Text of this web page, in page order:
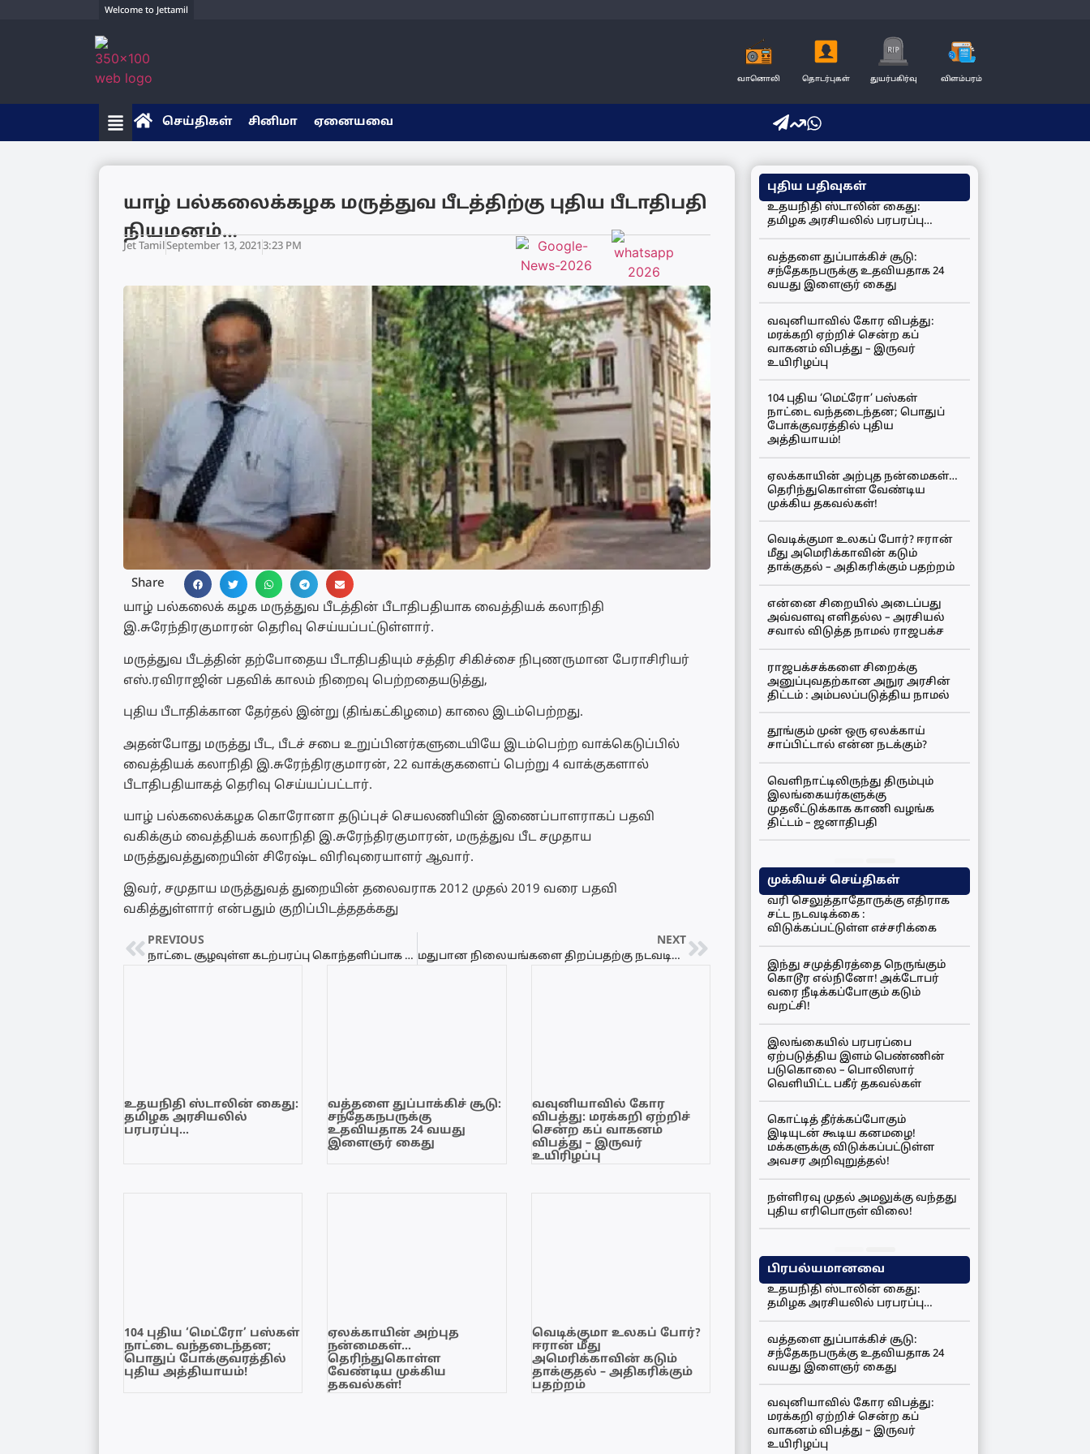
Welcome to Jettamil
வானொலி தொடர்புகள் துயர்பகிர்வு விளம்பரம்
செய்திகள் சினிமா ஏனையவை
யாழ் பல்கலைக்கழக மருத்துவ பீடத்திற்கு புதிய பீடாதிபதி
நியமனம்…
Jet TamilSeptember 13, 20213:23 PM
Share
யாழ் பல்கலைக் கழக மருத்துவ பீடத்தின் பீடாதிபதியாக வைத்தியக் கலாநிதி
இ.சுரேந்திரகுமாரன் தெரிவு செய்யப்பட்டுள்ளார்.
மருத்துவ பீடத்தின் தற்போதைய பீடாதிபதியும் சத்திர சிகிச்சை நிபுணருமான பேராசிரியர்
எஸ்.ரவிராஜின் பதவிக் காலம் நிறைவு பெற்றதையடுத்து,
புதிய பீடாதிக்கான தேர்தல் இன்று (திங்கட்கிழமை) காலை இடம்பெற்றது.
அதன்போது மருத்து பீட, பீடச் சபை உறுப்பினர்களுடையியே இடம்பெற்ற வாக்கெடுப்பில்
வைத்தியக் கலாநிதி இ.சுரேந்திரகுமாரன், 22 வாக்குகளைப் பெற்று 4 வாக்குகளால்
பீடாதிபதியாகத் தெரிவு செய்யப்பட்டார்.
யாழ் பல்கலைக்கழக கொரோனா தடுப்புச் செயலணியின் இணைப்பாளராகப் பதவி
வகிக்கும் வைத்தியக் கலாநிதி இ.சுரேந்திரகுமாரன், மருத்துவ பீட சமுதாய
மருத்துவத்துறையின் சிரேஷ்ட விரிவுரையாளர் ஆவார்.
இவர், சமுதாய மருத்துவத் துறையின் தலைவராக 2012 முதல் 2019 வரை பதவி
வகித்துள்ளார் என்பதும் குறிப்பிடத்ததக்கது
PREVIOUS
நாட்டை சூழவுள்ள கடற்பரப்பு கொந்தளிப்பாக காணப்படும்…
NEXT
மதுபான நிலையங்களை திறப்பதற்கு நடவடிக்கை…
உதயநிதி ஸ்டாலின் கைது:
தமிழக அரசியலில்
பரபரப்பு…
வத்தளை துப்பாக்கிச் சூடு:
சந்தேகநபருக்கு
உதவியதாக 24 வயது
இளைஞர் கைது
வவுனியாவில் கோர
விபத்து: மரக்கறி ஏற்றிச்
சென்ற கப் வாகனம்
விபத்து – இருவர்
உயிரிழப்பு
104 புதிய ‘மெட்ரோ’ பஸ்கள்
நாட்டை வந்தடைந்தன;
பொதுப் போக்குவரத்தில்
புதிய அத்தியாயம்!
ஏலக்காயின் அற்புத
நன்மைகள்…
தெரிந்துகொள்ள
வேண்டிய முக்கிய
தகவல்கள்!
வெடிக்குமா உலகப் போர்?
ஈரான் மீது
அமெரிக்காவின் கடும்
தாக்குதல் – அதிகரிக்கும்
பதற்றம்
புதிய பதிவுகள்
உதயநிதி ஸ்டாலின் கைது:
தமிழக அரசியலில் பரபரப்பு…
வத்தளை துப்பாக்கிச் சூடு:
சந்தேகநபருக்கு உதவியதாக 24
வயது இளைஞர் கைது
வவுனியாவில் கோர விபத்து:
மரக்கறி ஏற்றிச் சென்ற கப்
வாகனம் விபத்து – இருவர்
உயிரிழப்பு
104 புதிய ‘மெட்ரோ’ பஸ்கள்
நாட்டை வந்தடைந்தன; பொதுப்
போக்குவரத்தில் புதிய
அத்தியாயம்!
ஏலக்காயின் அற்புத நன்மைகள்…
தெரிந்துகொள்ள வேண்டிய
முக்கிய தகவல்கள்!
வெடிக்குமா உலகப் போர்? ஈரான்
மீது அமெரிக்காவின் கடும்
தாக்குதல் – அதிகரிக்கும் பதற்றம்
என்னை சிறையில் அடைப்பது
அவ்வளவு எளிதல்ல – அரசியல்
சவால் விடுத்த நாமல் ராஜபக்ச
ராஜபக்சக்களை சிறைக்கு
அனுப்புவதற்கான அநுர அரசின்
திட்டம் : அம்பலப்படுத்திய நாமல்
தூங்கும் முன் ஒரு ஏலக்காய்
சாப்பிட்டால் என்ன நடக்கும்?
வெளிநாட்டிலிருந்து திரும்பும்
இலங்கையர்களுக்கு
முதலீட்டுக்காக காணி வழங்க
திட்டம் – ஜனாதிபதி
முக்கியச் செய்திகள்
வரி செலுத்தாதோருக்கு எதிராக
சட்ட நடவடிக்கை :
விடுக்கப்பட்டுள்ள எச்சரிக்கை
இந்து சமுத்திரத்தை நெருங்கும்
கொடூர எல்நினோ! அக்டோபர்
வரை நீடிக்கப்போகும் கடும்
வறட்சி!
இலங்கையில் பரபரப்பை
ஏற்படுத்திய இளம் பெண்ணின்
படுகொலை – பொலிஸார்
வெளியிட்ட பகீர் தகவல்கள்
கொட்டித் தீர்க்கப்போகும்
இடியுடன் கூடிய கனமழை!
மக்களுக்கு விடுக்கப்பட்டுள்ள
அவசர அறிவுறுத்தல்!
நள்ளிரவு முதல் அமலுக்கு வந்தது
புதிய எரிபொருள் விலை!
பிரபல்யமானவை
உதயநிதி ஸ்டாலின் கைது:
தமிழக அரசியலில் பரபரப்பு…
வத்தளை துப்பாக்கிச் சூடு:
சந்தேகநபருக்கு உதவியதாக 24
வயது இளைஞர் கைது
வவுனியாவில் கோர விபத்து:
மரக்கறி ஏற்றிச் சென்ற கப்
வாகனம் விபத்து – இருவர்
உயிரிழப்பு